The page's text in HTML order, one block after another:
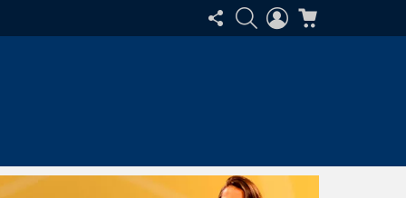
SIGA-
NOS
PESQUISAR
ENTRAR